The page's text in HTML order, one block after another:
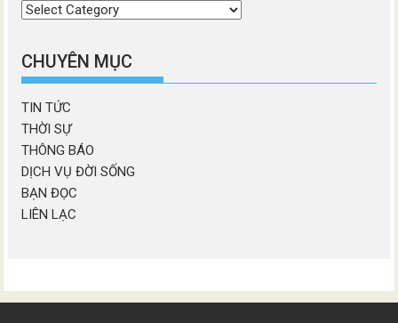
Chọn
mục
CHUYÊN MỤC
TIN TỨC
THỜI SỰ
THÔNG BÁO
DỊCH VỤ ĐỜI SỐNG
BẠN ĐỌC
LIÊN LẠC